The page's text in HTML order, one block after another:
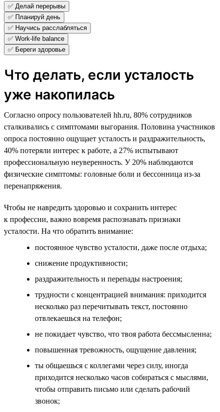
✅ Делай перерывы
✅ Планируй день
✅ Научись расслабляться
✅ Work-life balance
✅ Береги здоровье
Что делать, если усталость
уже накопилась
Согласно опросу пользователей hh.ru, 80% сотрудников
сталкивались с симптомами выгорания. Половина участников
опроса постоянно ощущает усталость и раздражительность,
40% потеряли интерес к работе, а 27% испытывают
профессиональную неуверенность. У 20% наблюдаются
физические симптомы: головные боли и бессонница из-за
перенапряжения.
Чтобы не навредить здоровью и сохранить интерес
к профессии, важно вовремя распознавать признаки
усталости. На что обратить внимание:
постоянное чувство усталости, даже после отдыха;
снижение продуктивности;
раздражительность и перепады настроения;
трудности с концентрацией внимания: приходится
несколько раз перечитывать текст, постоянно
отвлекаешься на телефон;
не покидает чувство, что твоя работа бессмысленна;
повышенная тревожность, ощущение давления;
ты общаешься с коллегами через силу, иногда
приходится несколько часов собираться с мыслями,
чтобы отправить письмо или сделать рабочий
звонок;